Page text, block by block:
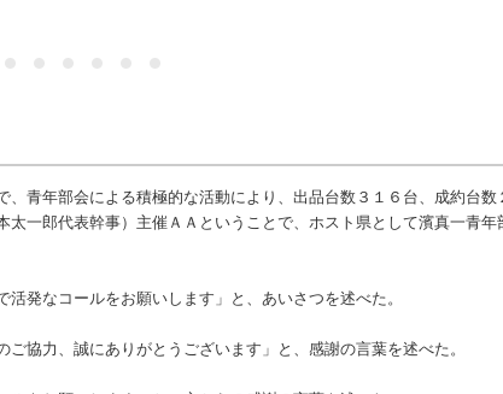
年部会による積極的な活動により、出品台数３１６台、成約台
一郎代表幹事）主催ＡＡということで、ホスト県として濱真一青
発なコールをお願いします」と、あいさつを述べた。
協力、誠にありがとうございます」と、感謝の言葉を述べた。